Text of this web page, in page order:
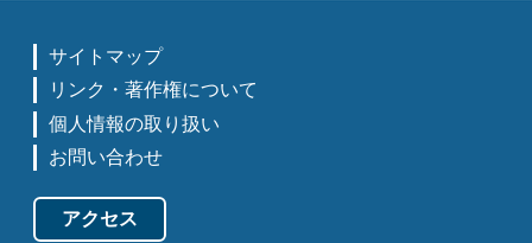
サイトマップ
リンク・著作権について
個人情報の取り扱い
お問い合わせ
アクセス